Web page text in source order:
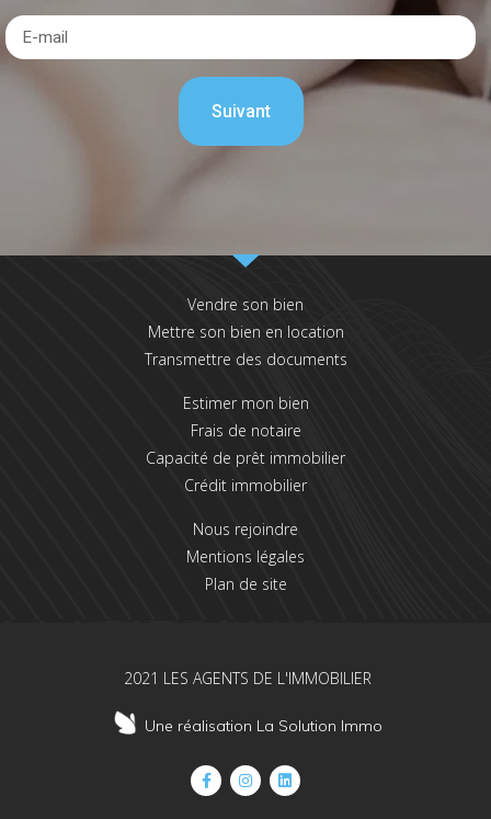
Vendre son bien
Mettre son bien en location
Transmettre des documents
Estimer mon bien
Frais de notaire
Capacité de prêt immobilier
Crédit immobilier
Nous rejoindre
Mentions légales
Plan de site
2021 LES AGENTS DE L'IMMOBILIER
Une réalisation La Solution Immo